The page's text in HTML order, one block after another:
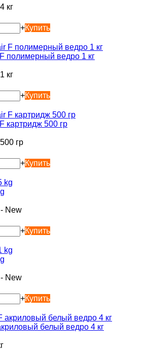
кг
+Купить
полимерный ведро 1 кг
кг
+Купить
картридж 500 гр
гр
+Купить
New
+Купить
New
+Купить
белый ведро 4 кг